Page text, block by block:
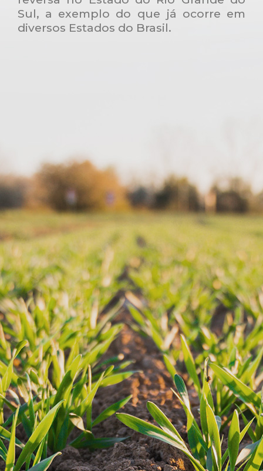
Sul, a exemplo do que já ocorre em
diversos Estados do Brasil.